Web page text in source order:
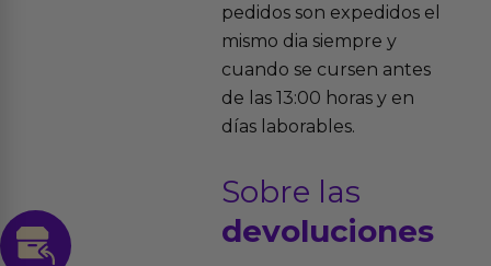
pedidos son expedidos el
mismo dia siempre y
cuando se cursen antes
de las 13:00 horas y en
días laborables.
Sobre las
devoluciones